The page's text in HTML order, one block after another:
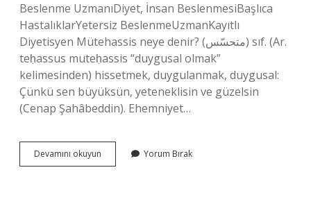
Beslenme UzmanıDiyet, İnsan BeslenmesiBaşlıca
HastalıklarYetersiz BeslenmeUzmanKayıtlı
Diyetisyen Mütehassis neye denir? (ﻣﺘﺤﺴّﺲ) sıf. (Ar.
teḥassus muteḥassis “duygusal olmak”
kelimesinden) hissetmek, duygulanmak, duygusal:
Çünkü sen büyüksün, yeteneklisin ve güzelsin
(Cenap Şahâbeddin). Ehemniyet…
Devamını okuyun Kendine
Mütehassıs
Yorum Bırak